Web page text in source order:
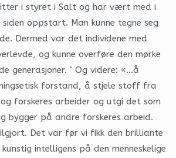
sitter i styret i Salt og har vært med i
oppstart. Man kunne tegne seg
Dermed var det individene med
og kunne overføre den mørke
generasjoner. ‘ Og videre: «…å
forstand, å stjele stoff fra
forskeres arbeider og utgi det som
bygger på andre forskeres arbeid.
Det var før vi fikk den brilliante
intelligens på den menneskelige